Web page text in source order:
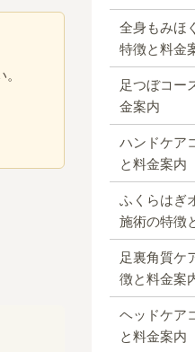
全身もみほ
特徴と料金
足つぼコー
金案内
ハンドケア
と料金案内
ふくらはぎ
施術の特徴
足裏角質ケ
徴と料金案
ヘッドケア
と料金案内